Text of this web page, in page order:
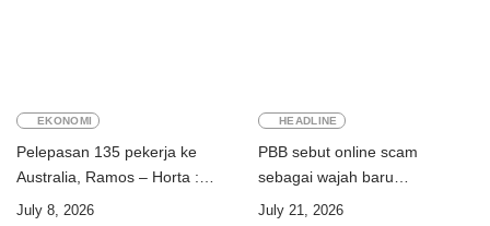
EKONOMI
Pelepasan 135 pekerja ke
Australia, Ramos – Horta :
“Kalian perkuat ekonomi dua
July 8, 2026
HEADLINE
PBB sebut online scam
sebagai wajah baru
July 21, 2026